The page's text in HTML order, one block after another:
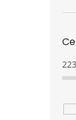
223